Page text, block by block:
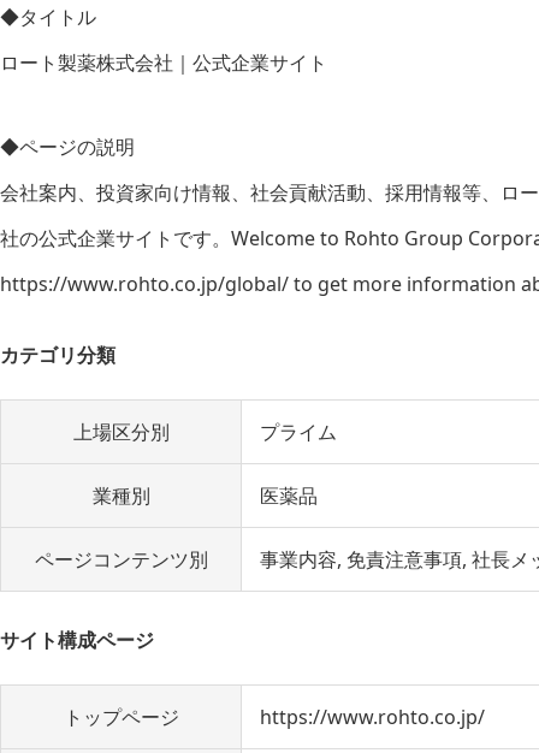
◆タイトル
ロート製薬株式会社｜公式企業サイト
◆ページの説明
会社案内、投資家向け情報、社会貢献活動、採用情報等、ロ
社の公式企業サイトです。Welcome to Rohto Group
https://www.rohto.co.jp/global/ to get more information
カテゴリ分類
上場区分別 プライム
業種別 医薬品
ページコンテンツ別 事業内容 免責注意事項 社長メ
サイト構成ページ
トップページ https://www.rohto.co.jp/